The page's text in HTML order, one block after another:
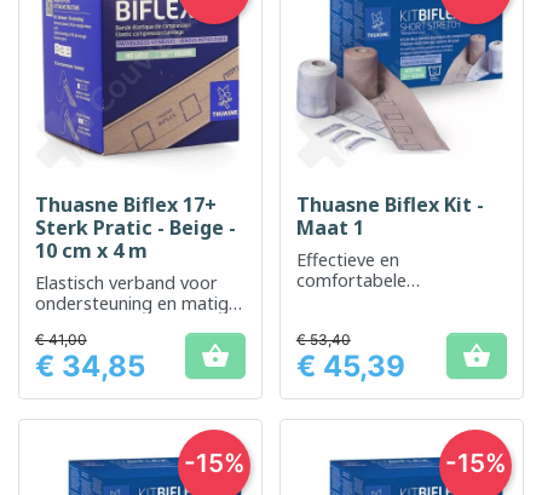
Thuasne Biflex 17+
Sterk Pratic - Beige -
10 cm x 4 m
Elastisch verband voor
ondersteuning en matige
Prijs
€ 41,00
€ 34,85 
Thuasne Biflex Kit -
Maat 1
Effectieve en
comfortabele
Prijs
€ 53,40
€ 45,39 
-15% -15%